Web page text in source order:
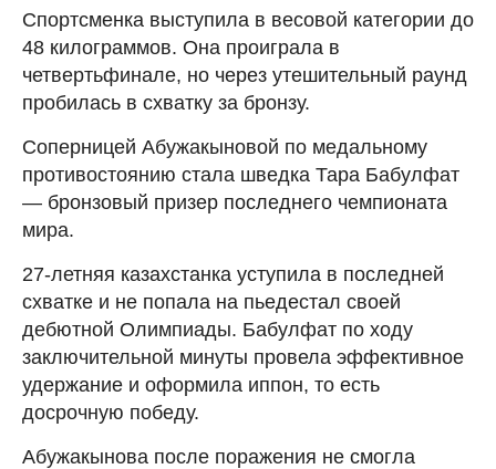
Спортсменка выступила в весовой категории до
48 килограммов. Она проиграла в
четвертьфинале, но через утешительный раунд
пробилась в схватку за бронзу.
Соперницей Абужакыновой по медальному
противостоянию стала шведка Тара Бабулфат
— бронзовый призер последнего чемпионата
мира.
27-летняя казахстанка уступила в последней
схватке и не попала на пьедестал своей
дебютной Олимпиады. Бабулфат по ходу
заключительной минуты провела эффективное
удержание и оформила иппон, то есть
досрочную победу.
Абужакынова после поражения не смогла